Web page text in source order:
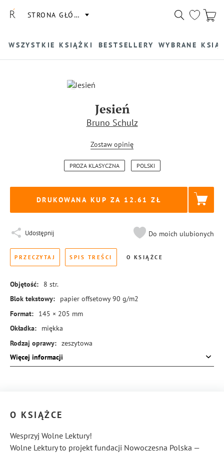
STRONA GŁÓWNA
WSZYSTKIE KSIĄŻKI BESTSELLERY WYBRANE
Jesień
Bruno Schulz
Zostaw opinię
PROZA KLASYCZNA POLSKI
DRUKOWANA KUP ZA 12.61
Udostępnij Do moich ulubionych
PRZECZYTAJ SPIS TREŚCI O KSIĄŻCE
Objętość: 8 str.
Blok tekstowy:
papier offsetowy 90 g/m2
Format:
145 × 205 mm
Okładka:
miękka
Rodzaj oprawy: zeszytowa
ISBN:
978-83-288-0867-6
Więcej informacji
O KSIĄŻCE
Wesprzyj Wolne Lektury!
Wolne Lektury to projekt fundacji Nowoczesna Polska —